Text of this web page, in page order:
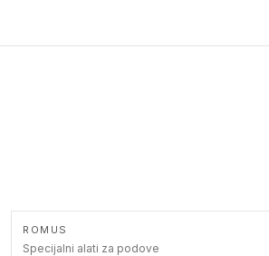
ROMUS
Specijalni alati za podove